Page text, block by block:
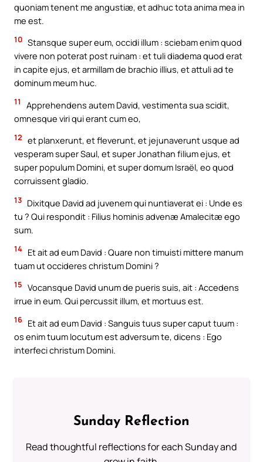
quoniam tenent me angustiæ, et adhuc tota anima mea in
me est.
10 Stansque super eum, occidi illum : sciebam enim quod
vivere non poterat post ruinam : et tuli diadema quod erat
in capite ejus, et armillam de brachio illius, et attuli ad te
dominum meum huc.
11
Apprehendens autem David, vestimenta sua scidit,
omnesque viri qui erant cum eo,
12 et planxerunt, et fleverunt, et jejunaverunt usque ad
vesperam super Saul, et super Jonathan filium ejus, et
super populum Domini, et super domum Israël, eo quod
corruissent gladio.
13 Dixitque David ad juvenem qui nuntiaverat ei : Unde es
tu ? Qui respondit : Filius hominis advenæ Amalecitæ ego
sum.
14 Et ait ad eum David : Quare non timuisti mittere manum
tuam ut occideres christum Domini ?
15 Vocansque David unum de pueris suis, ait : Accedens
irrue in eum. Qui percussit illum, et mortuus est.
16 Et ait ad eum David : Sanguis tuus super caput tuum :
os enim tuum locutum est adversum te, dicens : Ego
interfeci christum Domini.
Sunday Reflection
Read thoughtful reflections for each Sunday and